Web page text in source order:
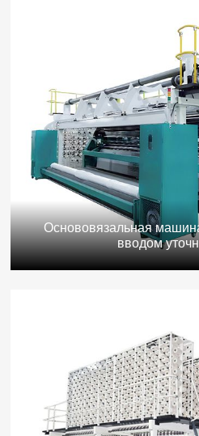
Основовязальная
вводом